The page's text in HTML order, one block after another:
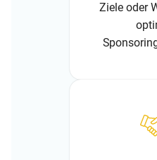
Ziele oder